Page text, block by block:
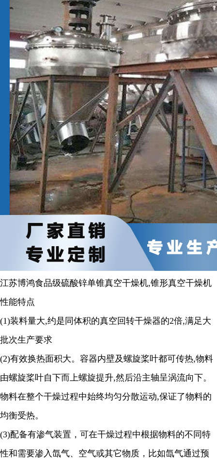
江苏博鸿食品级硫酸锌单锥真空干燥机,锥形真空干燥机
性能特点
(1)装料量大,约是同体积的真空回转干燥器的2倍,满足大
批次生产要求
(2)有效换热面积大。容器内壁及螺旋桨叶都可传热,物料
由螺旋桨叶自下而上螺旋提升,然后沿主轴呈涡流向下。
物料在整个干燥过程中始终均匀分散运动,保证了物料的
均衡受热。
(3)配备有渗气装置，可在干燥过程中根据物料的不同特
性和需要渗入氙气、空气或其它物质，比如氙气通过预